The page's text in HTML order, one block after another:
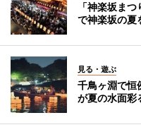
「神楽坂ま
で神楽坂の夏
見る・遊ぶ
千鳥ヶ淵で
が夏の水面彩